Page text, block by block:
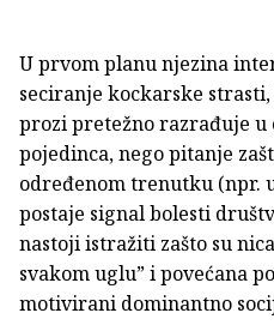
U prvom planu njezina
seciranje kockarske
prozi pretežno razrađuje
pojedinca, nego pitanje
određenom trenutku (npr.
postaje signal bolesti
nastoji istražiti zašto su
svakom uglu” i povećana
motivirani dominantno